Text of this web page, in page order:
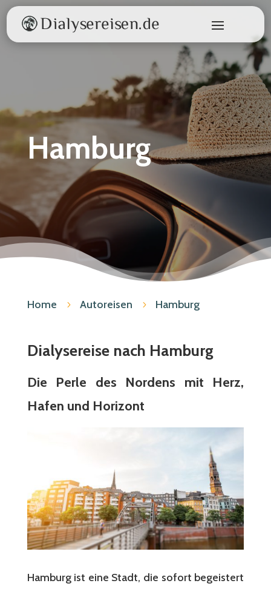
Hamburg
Home 5 Autoreisen 5 Hamburg
Dialysereise nach Hamburg
Die Perle des Nordens mit Herz,
Hafen und Horizont
Hamburg ist eine Stadt, die sofort begeistert